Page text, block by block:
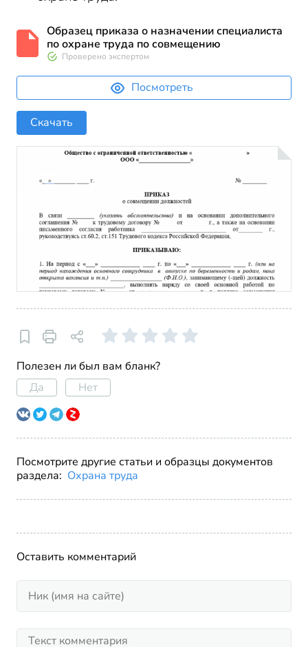
Образец приказа о назначении специалиста
по охране труда по совмещению
Проверено экспертом
Посмотреть
Скачать
Полезен ли был вам бланк?
Да
Нет
Посмотрите другие статьи и образцы документов
раздела: Охрана труда
Оставить комментарий